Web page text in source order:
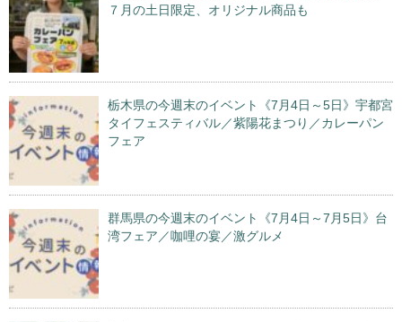
７月の土日限定、オリジナル商品も
栃木県の今週末のイベント《7月4日～5日》宇都宮
タイフェスティバル／紫陽花まつり／カレーパン
フェア
群馬県の今週末のイベント《7月4日～7月5日》台
湾フェア／咖哩の宴／激グルメ